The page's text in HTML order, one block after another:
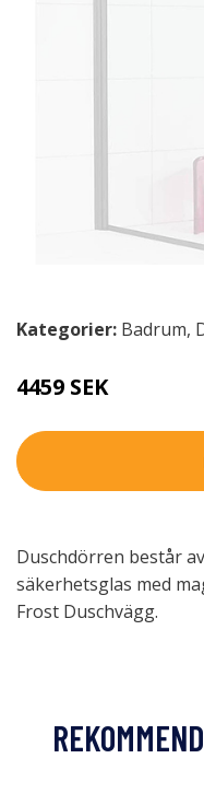
Kategorier: Badrum,
4459 SEK
Duschdörren består
säkerhetsglas med
Frost Duschvägg.